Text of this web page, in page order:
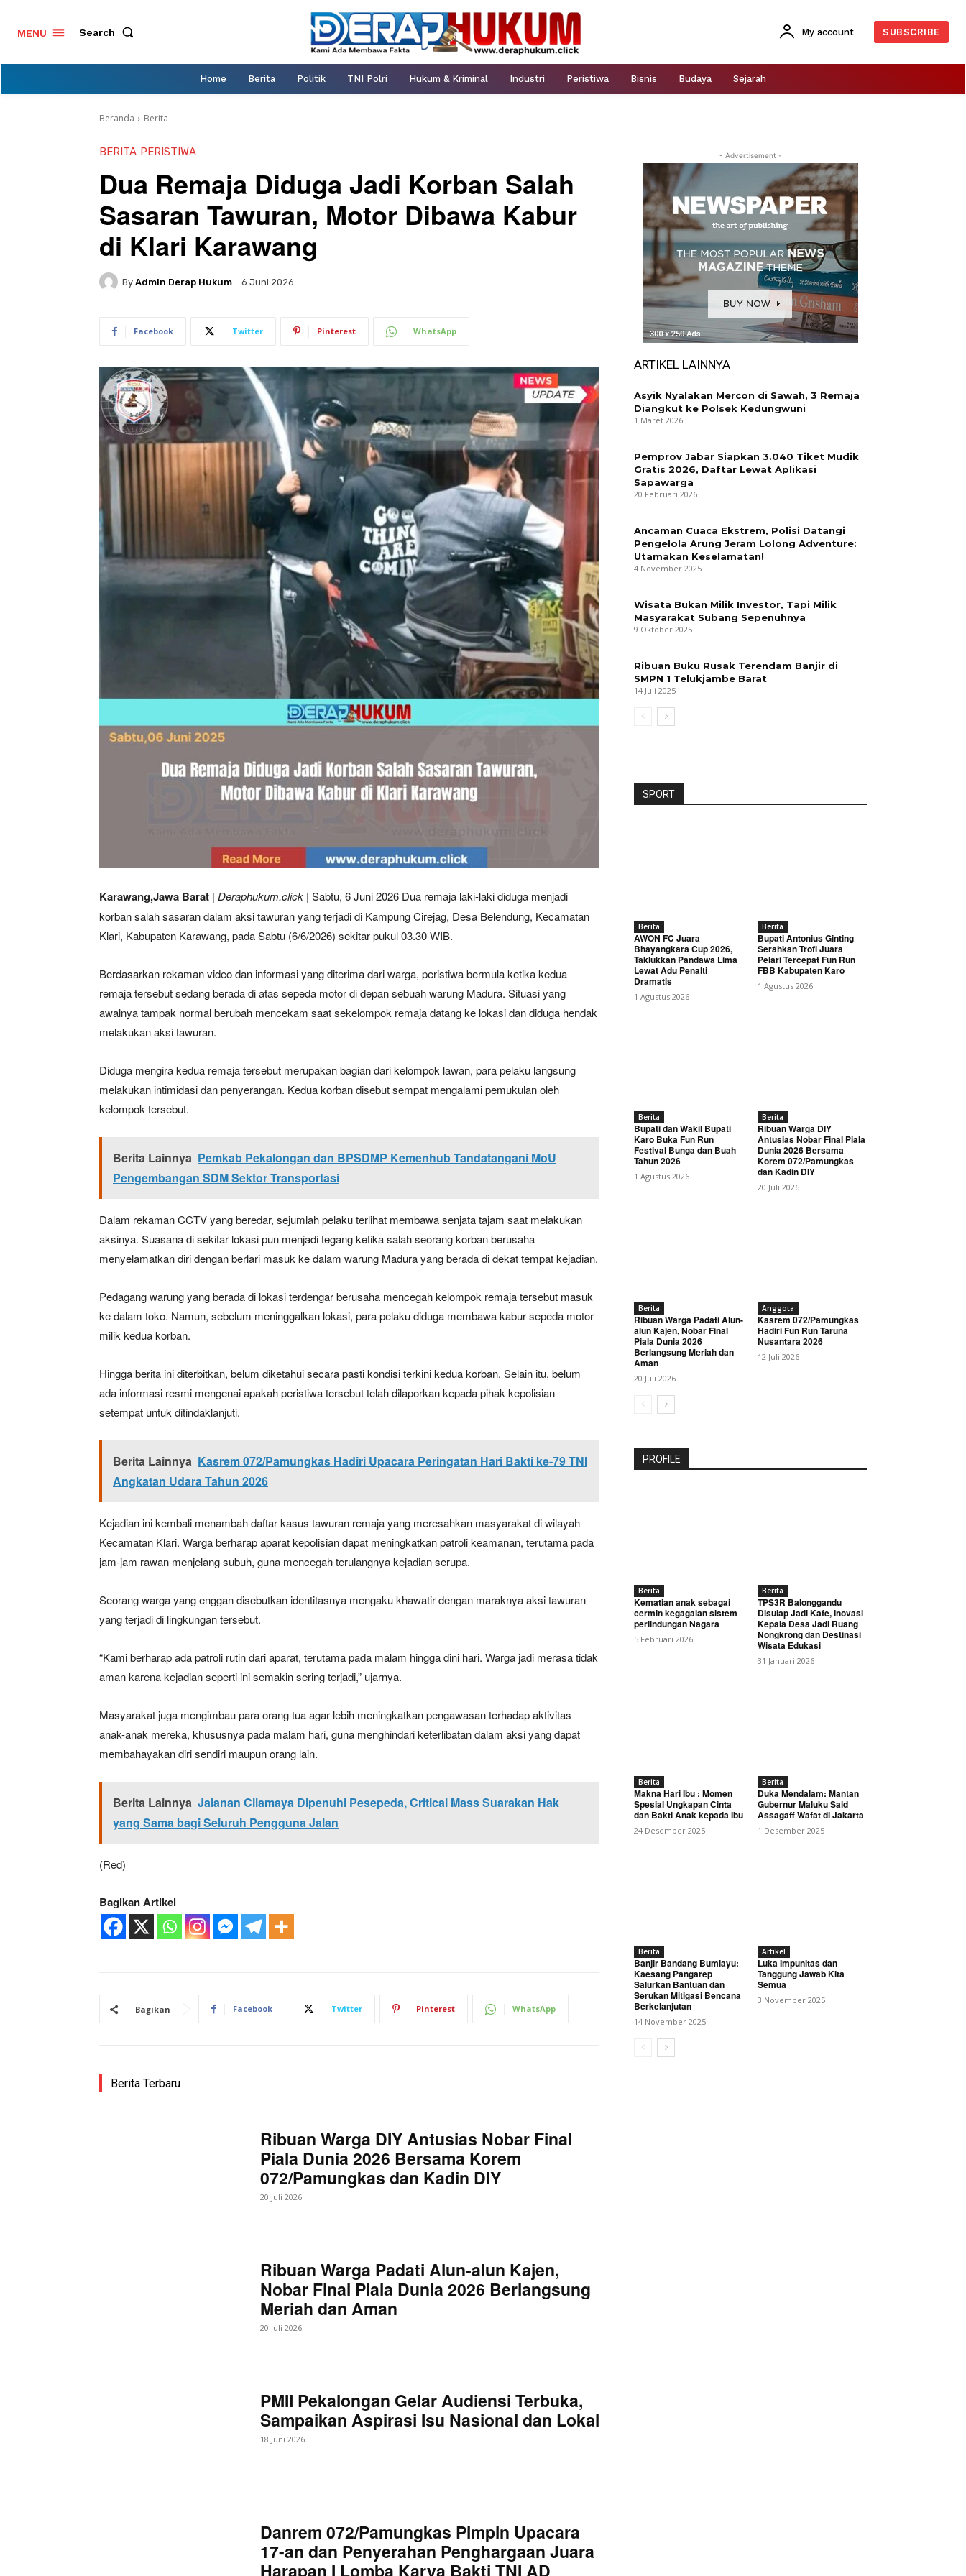
News Week
Magazine PRO
SUBSCRIBE NOW
About
Contact us
My account
Bagikan Artikel
Berita Lainnya Jalanan Cilamaya Dipenuhi Pesepeda, Critical Mass Suarakan Hak yang Sama bagi Seluruh
MENU Search My account SUBSCRIBE
Home Berita Politik TNI Polri Hukum & Kriminal Industri Peristiwa Bisnis Budaya Sejarah
Beranda Berita
BERITA PERISTIWA
Dua Remaja Diduga Jadi Korban Salah
Sasaran Tawuran, Motor Dibawa Kabur
di Klari Karawang
By Admin Derap Hukum 6 Juni 2026
Facebook Twitter Pinterest WhatsApp
Karawang,Jawa Barat | Deraphukum.click | Sabtu, 6 Juni 2026 Dua remaja laki-laki diduga menjadi
korban salah sasaran dalam aksi tawuran yang terjadi di Kampung Cirejag, Desa Belendung, Kecamatan
Klari, Kabupaten Karawang, pada Sabtu (6/6/2026) sekitar pukul 03.30 WIB.
Berdasarkan rekaman video dan informasi yang diterima dari warga, peristiwa bermula ketika kedua
remaja tersebut sedang berada di atas sepeda motor di depan sebuah warung Madura. Situasi yang
awalnya tampak normal berubah mencekam saat sekelompok remaja datang ke lokasi dan diduga hendak
melakukan aksi tawuran.
Diduga mengira kedua remaja tersebut merupakan bagian dari kelompok lawan, para pelaku langsung
melakukan intimidasi dan penyerangan. Kedua korban disebut sempat mengalami pemukulan oleh
kelompok tersebut.
Berita Lainnya Pemkab Pekalongan dan BPSDMP Kemenhub Tandatangani MoU
Pengembangan SDM Sektor Transportasi
Dalam rekaman CCTV yang beredar, sejumlah pelaku terlihat membawa senjata tajam saat melakukan
aksinya. Suasana di sekitar lokasi pun menjadi tegang ketika salah seorang korban berusaha
menyelamatkan diri dengan berlari masuk ke dalam warung Madura yang berada di dekat tempat kejadian.
Pedagang warung yang berada di lokasi terdengar berusaha mencegah kelompok remaja tersebut masuk
ke dalam toko. Namun, sebelum meninggalkan lokasi, para pelaku diduga membawa kabur sepeda motor
milik kedua korban.
Hingga berita ini diterbitkan, belum diketahui secara pasti kondisi terkini kedua korban. Selain itu, belum
ada informasi resmi mengenai apakah peristiwa tersebut telah dilaporkan kepada pihak kepolisian
setempat untuk ditindaklanjuti.
Berita Lainnya Kasrem 072/Pamungkas Hadiri Upacara Peringatan Hari Bakti ke-79 TNI
Angkatan Udara Tahun 2026
Kejadian ini kembali menambah daftar kasus tawuran remaja yang meresahkan masyarakat di wilayah
Kecamatan Klari. Warga berharap aparat kepolisian dapat meningkatkan patroli keamanan, terutama pada
jam-jam rawan menjelang subuh, guna mencegah terulangnya kejadian serupa.
Seorang warga yang enggan disebutkan identitasnya mengaku khawatir dengan maraknya aksi tawuran
yang terjadi di lingkungan tersebut.
“Kami berharap ada patroli rutin dari aparat, terutama pada malam hingga dini hari. Warga jadi merasa tidak
aman karena kejadian seperti ini semakin sering terjadi,” ujarnya.
Masyarakat juga mengimbau para orang tua agar lebih meningkatkan pengawasan terhadap aktivitas
anak-anak mereka, khususnya pada malam hari, guna menghindari keterlibatan dalam aksi yang dapat
membahayakan diri sendiri maupun orang lain.
Berita Lainnya Jalanan Cilamaya Dipenuhi Pesepeda, Critical Mass Suarakan Hak
yang Sama bagi Seluruh Pengguna Jalan
(Red)
Bagikan Artikel
Bagikan Facebook Twitter Pinterest WhatsApp
Berita Terbaru
Ribuan Warga DIY Antusias Nobar Final
Piala Dunia 2026 Bersama Korem
072/Pamungkas dan Kadin DIY
20 Juli 2026
Ribuan Warga Padati Alun-alun Kajen,
Nobar Final Piala Dunia 2026 Berlangsung
Meriah dan Aman
20 Juli 2026
PMII Pekalongan Gelar Audiensi Terbuka,
Sampaikan Aspirasi Isu Nasional dan Lokal
18 Juni 2026
Danrem 072/Pamungkas Pimpin Upacara
17-an dan Penyerahan Penghargaan Juara
Harapan I Lomba Karya Bakti TNI AD
- Advertisement -
ARTIKEL LAINNYA
Asyik Nyalakan Mercon di Sawah, 3 Remaja
Diangkut ke Polsek Kedungwuni
1 Maret 2026
Pemprov Jabar Siapkan 3.040 Tiket Mudik
Gratis 2026, Daftar Lewat Aplikasi
Sapawarga
20 Februari 2026
Ancaman Cuaca Ekstrem, Polisi Datangi
Pengelola Arung Jeram Lolong Adventure:
Utamakan Keselamatan!
4 November 2025
Wisata Bukan Milik Investor, Tapi Milik
Masyarakat Subang Sepenuhnya
9 Oktober 2025
Ribuan Buku Rusak Terendam Banjir di
SMPN 1 Telukjambe Barat
14 Juli 2025
SPORT
Berita
AWON FC Juara
Bhayangkara Cup 2026,
Taklukkan Pandawa Lima
Lewat Adu Penalti
Dramatis
1 Agustus 2026
Berita
Bupati Antonius Ginting
Serahkan Trofi Juara
Pelari Tercepat Fun Run
FBB Kabupaten Karo
1 Agustus 2026
Berita
Bupati dan Wakil Bupati
Karo Buka Fun Run
Festival Bunga dan Buah
Tahun 2026
1 Agustus 2026
Berita
Ribuan Warga DIY
Antusias Nobar Final Piala
Dunia 2026 Bersama
Korem 072/Pamungkas
dan Kadin DIY
20 Juli 2026
Berita
Ribuan Warga Padati Alun-
alun Kajen, Nobar Final
Piala Dunia 2026
Berlangsung Meriah dan
Aman
20 Juli 2026
Anggota
Kasrem 072/Pamungkas
Hadiri Fun Run Taruna
Nusantara 2026
12 Juli 2026
PROFILE
Berita
Kematian anak sebagai
cermin kegagalan sistem
perlindungan Nagara
5 Februari 2026
Berita
TPS3R Balonggandu
Disulap Jadi Kafe, Inovasi
Kepala Desa Jadi Ruang
Nongkrong dan Destinasi
Wisata Edukasi
31 Januari 2026
Berita
Makna Hari Ibu : Momen
Spesial Ungkapan Cinta
dan Bakti Anak kepada Ibu
24 Desember 2025
Berita
Duka Mendalam: Mantan
Gubernur Maluku Said
Assagaff Wafat di Jakarta
1 Desember 2025
Berita
Banjir Bandang Bumiayu:
Kaesang Pangarep
Salurkan Bantuan dan
Serukan Mitigasi Bencana
Berkelanjutan
14 November 2025
Artikel
Luka Impunitas dan
Tanggung Jawab Kita
Semua
3 November 2025